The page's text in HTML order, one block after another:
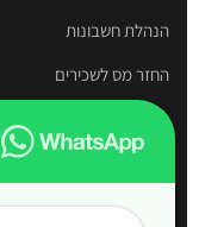
הנהלת חשבונות
החזר מס לשכירים
תיאום מס
חשבות שכר